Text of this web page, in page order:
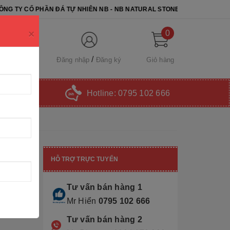
ĐÁ TỰ NHIÊN NB - NB NATURAL STONE. CHÚC QUÝ KHÁCH CHỌN
Đăng nhập Đăng ký
0
Giỏ hàng
Hotline: 0795 102 666
×
HỖ TRỢ TRỰC TUYẾN
Tư vấn bán hàng 1
Mr Hiển 0795 102 666
Tư vấn bán hàng 2